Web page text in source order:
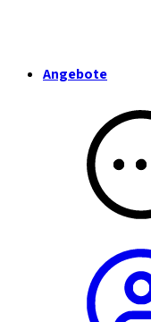
Angebote